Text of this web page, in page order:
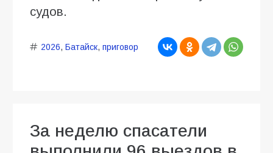
судов.
2026, Батайск, приговор
За неделю спасатели